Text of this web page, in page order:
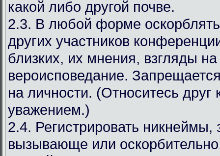
какой либо другой почве.
2.3. В любой форме
других участников
близких, их мнения, взгляды
вероисповедание.
на личности. (Относитесь друг
уважением.)
2.4. Регистрировать никнеймы,
вызывающе или